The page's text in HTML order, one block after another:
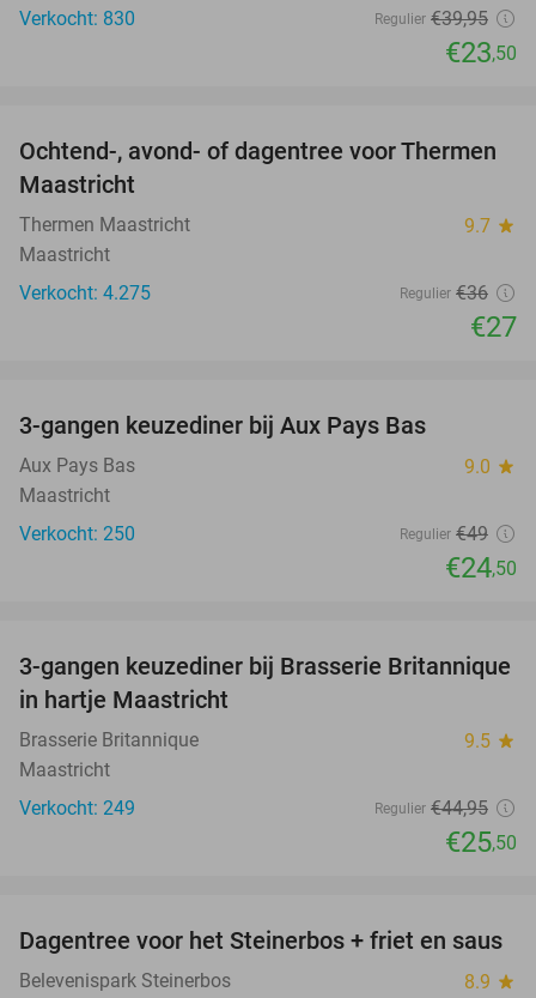
Verkocht: 830 Regulier €39,95
€23,50
25%
Ochtend-, avond- of dagentree voor Thermen
Maastricht
Thermen Maastricht 9.7 star
Maastricht
Verkocht: 4.275
Regulier €36
€27
3-gangen keuzediner bij Aux Pays Bas
Aux Pays Bas 9.0 star
Maastricht
Verkocht: 250
Regulier €49
€24,50
43%
3-gangen keuzediner bij Brasserie Britannique
in hartje Maastricht
Brasserie Britannique 9.5 star
Maastricht
Verkocht: 249
Regulier €44,95
€25,50
37%
Dagentree voor het Steinerbos + friet en saus
Belevenispark Steinerbos 8.9 star